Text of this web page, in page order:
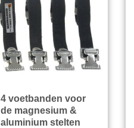
4 voetbanden voor
de magnesium &
aluminium stelten